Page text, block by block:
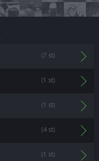
(7 st)
(1 st)
(1 st)
(4 st)
(1 st)